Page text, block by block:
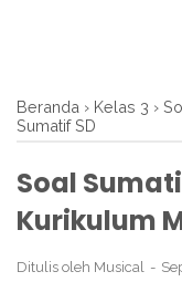
Beranda › Kelas 3 ›
Sumatif SD
Soal
Kurikulum
Ditulis oleh Musical